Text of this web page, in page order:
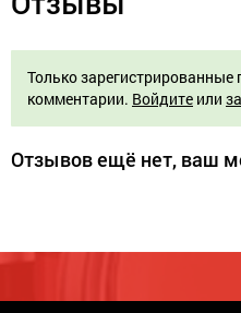
Только зарегистрированные
комментарии. Войдите или
Отзывов ещё нет, ваш